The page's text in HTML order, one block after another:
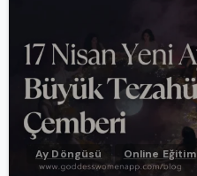
Ay Döngüsü Online Eğitim